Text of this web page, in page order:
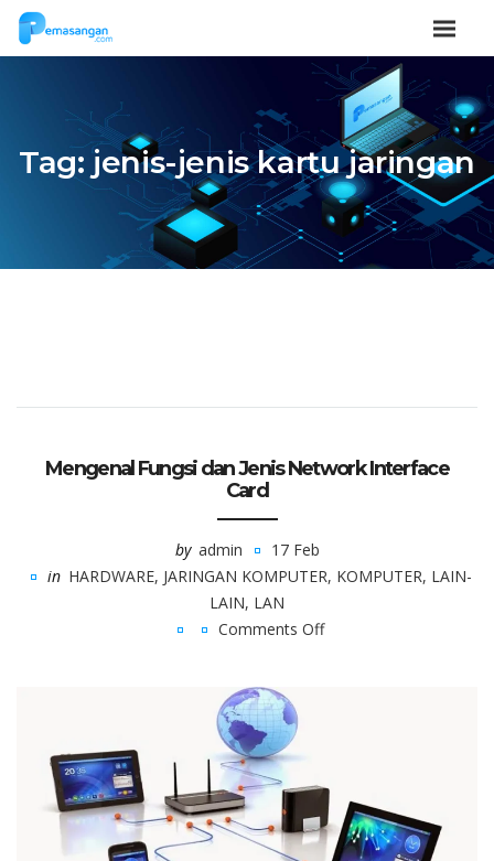
Tag:jenis-jenis kartu jaringan
Mengenal Fungsi dan Jenis Network Interface
Card
by admin
17 Feb
in HARDWARE, JARINGAN KOMPUTER, KOMPUTER, LAIN-
LAIN, LAN
Comments Off
Network
Interface
Card